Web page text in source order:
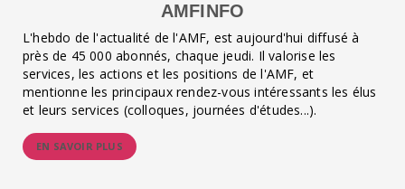
AMFINFO
L'hebdo de l'actualité de l'AMF, est aujourd'hui diffusé à
près de 45 000 abonnés, chaque jeudi. Il valorise les
services, les actions et les positions de l'AMF, et
mentionne les principaux rendez-vous intéressants les élus
et leurs services (colloques, journées d'études...).
EN SAVOIR PLUS